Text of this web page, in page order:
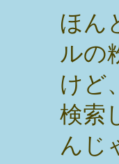
ほん
ルの
けど
検索
んじ